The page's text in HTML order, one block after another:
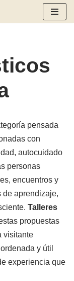
pensada
con
autocuidado
personas
encuentros y
de aprendizaje,
Talleres
propuestas
visitante
y útil
experiencia que